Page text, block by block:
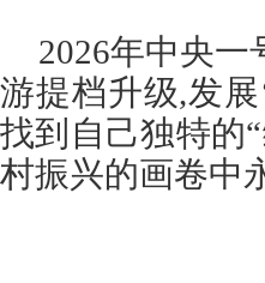
2026年中央
游提档升级,发
找到自己独特的
村振兴的画卷中